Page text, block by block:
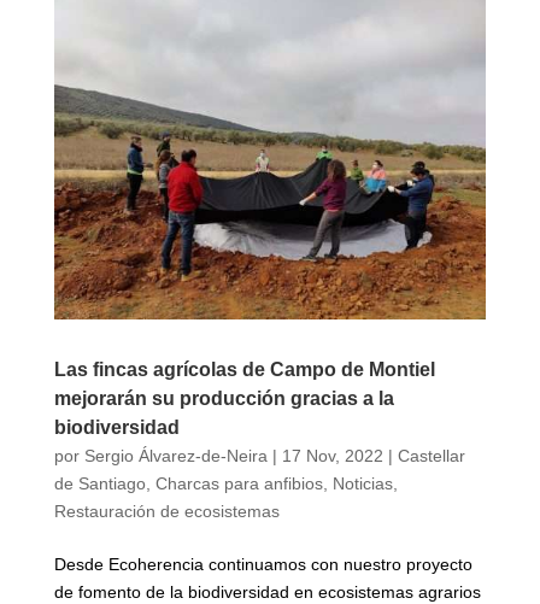
Las fincas agrícolas de Campo de Montiel
mejorarán su producción gracias a la
biodiversidad
por Sergio Álvarez-de-Neira| 17 Nov, 2022 | Castellar
de Santiago, Charcas para anfibios, Noticias,
Restauración de ecosistemas
Desde Ecoherencia continuamos con nuestro proyecto
de fomento de la biodiversidad en ecosistemas agrarios